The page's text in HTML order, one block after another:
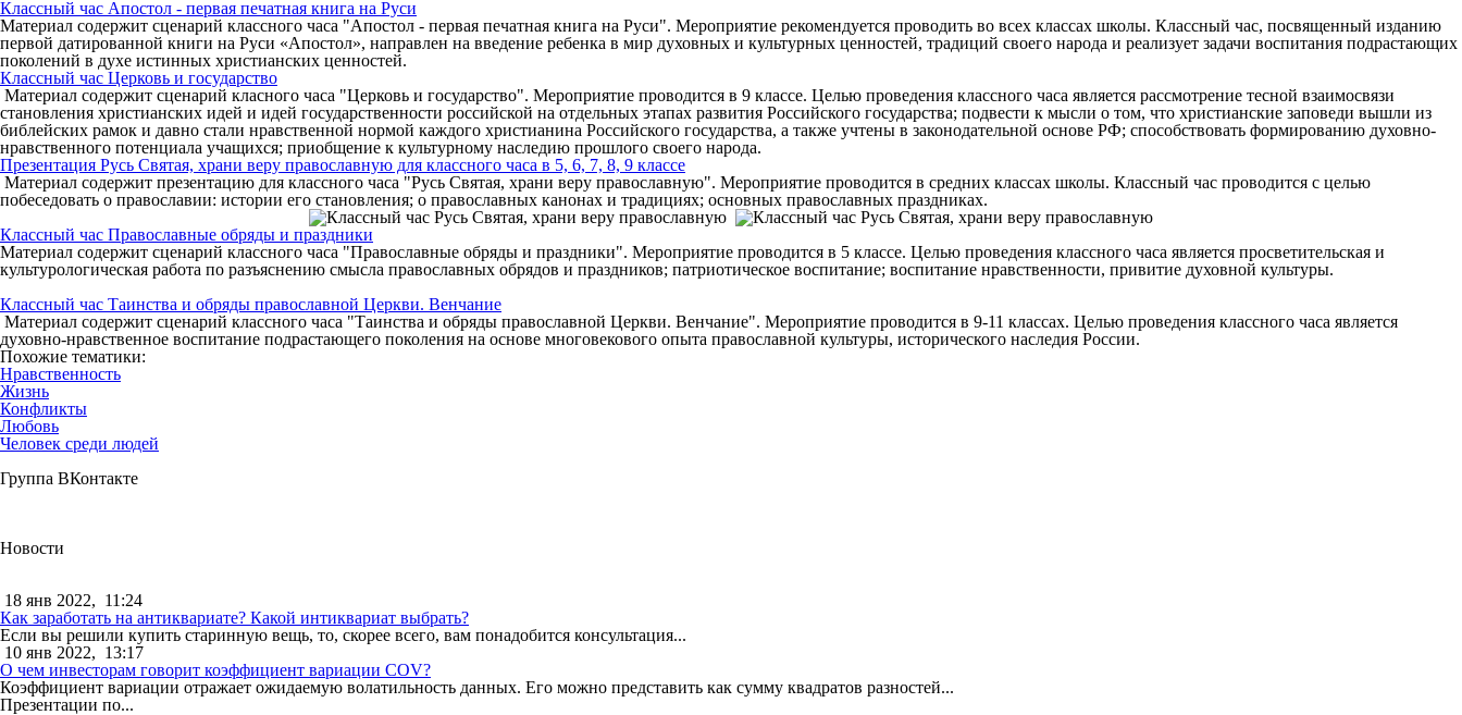
Классный час Апостол - первая печатная книга на Руси
Материал содержит сценарий классного часа "Апостол - первая печатная книга на Руси". Мероприятие рекомендуется проводить во всех классах школы. Классный час, посвященный изданию
первой датированной книги на Руси «Апостол», направлен на введение ребенка в мир духовных и культурных ценностей, традиций своего народа и реализует задачи воспитания подрастающих
поколений в духе истинных христианских ценностей.
Классный час Церковь и государство
Материал содержит сценарий класного часа "Церковь и государство". Мероприятие проводится в 9 классе. Целью проведения классного часа является рассмотрение тесной взаимосвязи
становления христианских идей и идей государственности российской на отдельных этапах развития Российского государства; подвести к мысли о том, что христианские заповеди вышли из
библейских рамок и давно стали нравственной нормой каждого христианина Российского государства, а также учтены в законодательной основе РФ; способствовать формированию духовно-
нравственного потенциала учащихся; приобщение к культурному наследию прошлого своего народа.
Презентация Русь Святая, храни веру православную для классного часа в 5, 6, 7, 8, 9 классе
Материал содержит презентацию для классного часа "Русь Святая, храни веру православную". Мероприятие проводится в средних классах школы. Классный час проводится с целью
побеседовать о православии: истории его становления; о православных канонах и традициях; основных православных праздниках.
Классный час Православные обряды и праздники
Материал содержит сценарий классного часа "Православные обряды и праздники". Мероприятие проводится в 5 классе. Целью проведения классного часа является просветительская и
культурологическая работа по разъяснению смысла православных обрядов и праздников; патриотическое воспитание; воспитание нравственности, привитие духовной культуры.
Классный час Таинства и обряды православной Церкви. Венчание
Материал содержит сценарий классного часа "Таинства и обряды православной Церкви. Венчание". Мероприятие проводится в 9-11 классах. Целью проведения классного часа является
духовно-нравственное воспитание подрастающего поколения на основе многовекового опыта православной культуры, исторического наследия России.
Похожие тематики:
Нравственность
Жизнь
Конфликты
Любовь
Человек среди людей
Группа ВКонтакте
Новости
18 янв 2022, 11:24
Как заработать на антиквариате? Какой интиквариат выбрать?
Если вы решили купить старинную вещь, то, скорее всего, вам понадобится консультация...
10 янв 2022, 13:17
О чем инвесторам говорит коэффициент вариации COV?
Коэффициент вариации отражает ожидаемую волатильность данных. Его можно представить как сумму квадратов разностей...
Презентации по...